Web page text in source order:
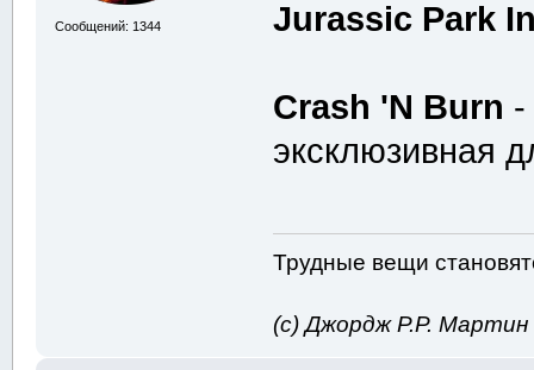
Сообщений: 1344 Jurassic Park
Crash 'N Burn -
эксклюзивная
Трудные вещи
(с) Джордж Р.Р.